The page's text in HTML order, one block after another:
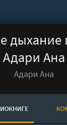
Адари Ана
Адари Ана